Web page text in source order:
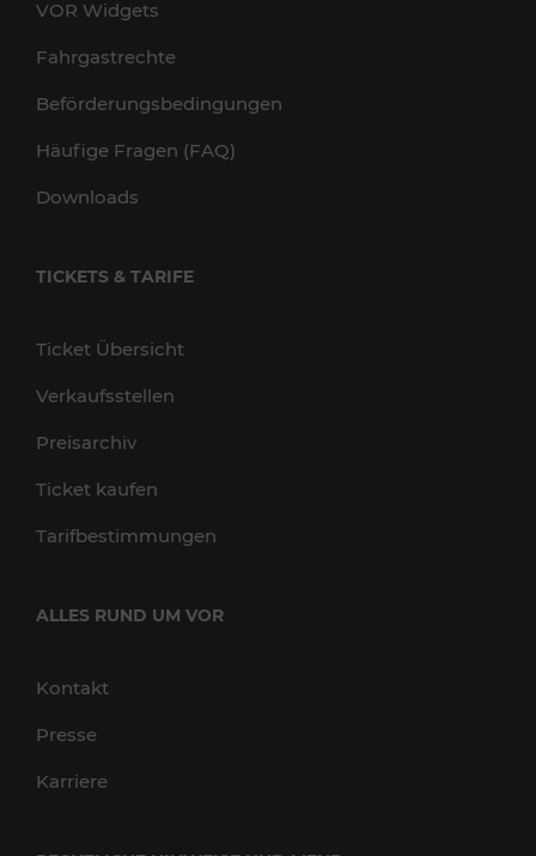
VOR Widgets
Fahrgastrechte
Beförderungsbedingungen
Häufige Fragen (FAQ)
Downloads
TICKETS & TARIFE
Ticket Übersicht
Verkaufsstellen
Preisarchiv
Ticket kaufen
Tarifbestimmungen
ALLES RUND UM VOR
Kontakt
Presse
Karriere